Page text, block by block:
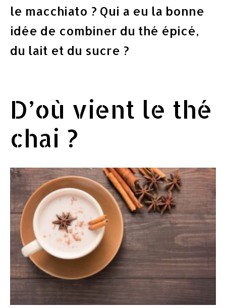
le macchiato ? Qui a eu la bonne
idée de combiner du thé épicé,
du lait et du sucre ?
D’où vient le thé
chai ?